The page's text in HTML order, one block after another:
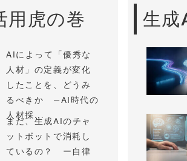
用虎の巻
AIによって「優秀な
人材」の定義が変化
したことを、どうみ
るべきか —AI時代の
人材採...
まだ、生成AIのチャ
ットボットで消耗し
ているの？ ー自律
生成